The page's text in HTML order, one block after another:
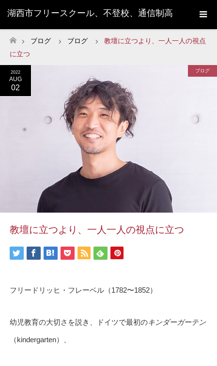
湖西市フリースクール、不登校、通信制高
校サポート校のUGO学院
ホーム
ブログ ブログ
教壇に立つより、一人一人の視点
に立つ
2022
AUG
02
ブログ
教壇に立つより、一人一人の視点に立つ
フリードリッヒ・フレーベル（1782〜1852）
幼児教育の大切さを説き、ドイツで最初のキンダーガーテン
（kindergarten）、